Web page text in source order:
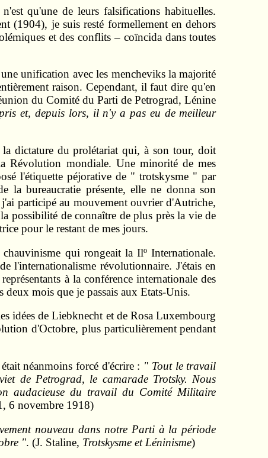
qu'une de leurs falsifications habituelles.
(1904), je suis resté formellement en dehors
et des conflits – coïncida dans toutes
unification avec les mencheviks la majorité
raison. Cependant, il faut dire qu'en
du Comité du Parti de Petrograd, Lénine
et, depuis lors, il n'y a pas eu de meilleur
dictature du prolétariat qui, à son tour, doit
Révolution mondiale. Une minorité de mes
l'étiquette péjorative de " trotskysme " par
la bureaucratie présente, elle ne donna son
participé au mouvement ouvrier d'Autriche,
possibilité de connaître de plus près la vie de
pour le restant de mes jours.
qui rongeait la Ilº Internationale.
l'internationalisme révolutionnaire. J'étais en
à la conférence internationale des
mois que je passais aux Etats-Unis.
idées de Liebknecht et de Rosa Luxembourg
d'Octobre, plus particulièrement pendant
néanmoins forcé d'écrire : " Tout le travail
de Petrograd, le camarade Trotsky. Nous
audacieuse du travail du Comité Militaire
6 novembre 1918)
nouveau dans notre Parti à la période
". (J. Staline, Trotskysme et Léninisme)